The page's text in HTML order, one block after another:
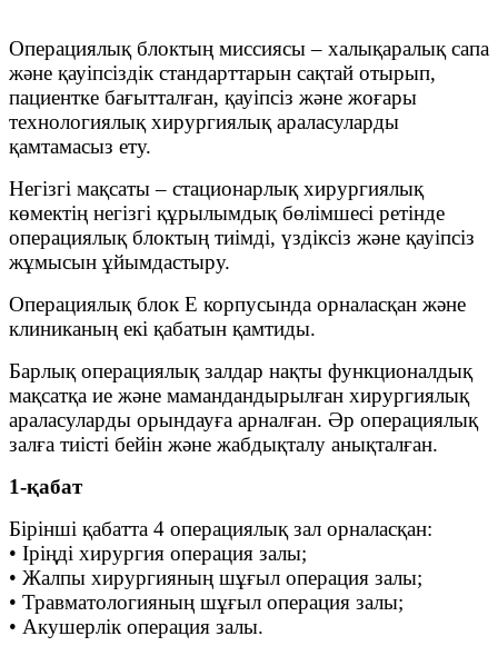
Операциялық блоктың миссиясы – халықаралық сапа
және қауіпсіздік стандарттарын сақтай отырып,
пациентке бағытталған, қауіпсіз және жоғары
технологиялық хирургиялық араласуларды
қамтамасыз ету.
Негізгі мақсаты – стационарлық хирургиялық
көмектің негізгі құрылымдық бөлімшесі ретінде
операциялық блоктың тиімді, үздіксіз және қауіпсіз
жұмысын ұйымдастыру.
Операциялық блок Е корпусында орналасқан және
клиниканың екі қабатын қамтиды.
Барлық операциялық залдар нақты функционалдық
мақсатқа ие және мамандандырылған хирургиялық
араласуларды орындауға арналған. Әр операциялық
залға тиісті бейін және жабдықталу анықталған.
1-қабат
Бірінші қабатта 4 операциялық зал орналасқан:
• Іріңді хирургия операция залы;
• Жалпы хирургияның шұғыл операция залы;
• Травматологияның шұғыл операция залы;
• Акушерлік операция залы.